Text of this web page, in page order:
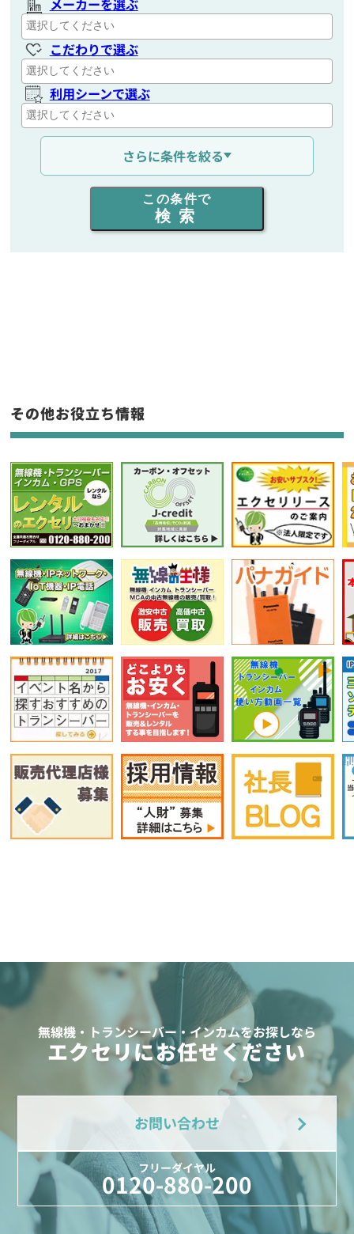
メーカーを選ぶ
こだわりで選ぶ
利用シーンで選ぶ
通信距離を選ぶ
出力を選ぶ
同時通話人数を選ぶ
フリーワード入力(製品名等)
選択条件をリセット
さらに条件を絞る
この条件で
検索
その他お役立ち情報
無線機・トランシーバー・インカムをお探しなら
エクセリにお任せください
お問い合わせ
フリーダイヤル
0120-880-200